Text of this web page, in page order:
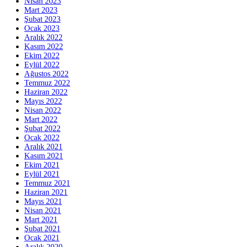
Mart 2023
Şubat 2023
Ocak 2023
Aralık 2022
Kasım 2022
Ekim 2022
Eylül 2022
Ağustos 2022
Temmuz 2022
Haziran 2022
Mayıs 2022
Nisan 2022
Mart 2022
Şubat 2022
Ocak 2022
Aralık 2021
Kasım 2021
Ekim 2021
Eylül 2021
Temmuz 2021
Haziran 2021
Mayıs 2021
Nisan 2021
Mart 2021
Şubat 2021
Ocak 2021